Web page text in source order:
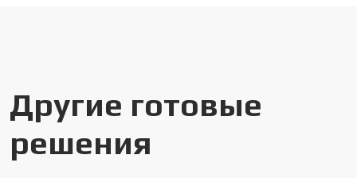
Другие готовые
решения